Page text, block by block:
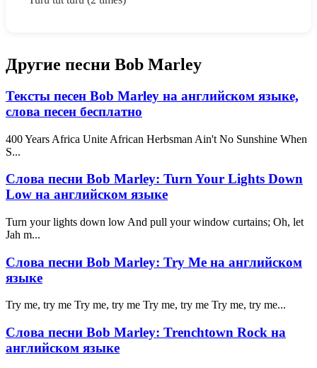
Другие песни Bob Marley
Тексты песен Bob Marley на английском языке,
слова песен бесплатно
400 Years Africa Unite African Herbsman Ain't No Sunshine When
S...
Слова песни Bob Marley: Turn Your Lights Down
Low на английском языке
Turn your lights down low And pull your window curtains; Oh, let
Jah m...
Слова песни Bob Marley: Try Me на английском
языке
Try me, try me Try me, try me Try me, try me Try me, try me...
Слова песни Bob Marley: Trenchtown Rock на
английском языке